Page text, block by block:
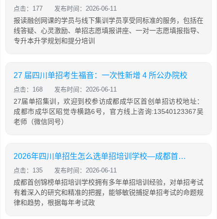
点击：177 发布时间：2026-06-11
报读融创网课的学员与线下集训学员享受同标准的服务，包括在
线答疑、心灵激励、单招志愿填报讲座、一对一志愿填报指导、
专升本升学规划和提分培训
27 届四川单招考生福音：一次性新增 4 所公办院校
点击：168 发布时间：2026-06-11
27届单招集训，欢迎到校参访成都成华区首创单招访校地址：
成都市成华区昭觉寺横路6号，官方线上咨询:13540123367吴
老师（微信同号）
2026年四川单招生怎么选单招培训学校—成都首创锦榜单招培训
点击：135 发布时间：2026-06-11
成都首创锦榜单招培训学校拥有多年单招培训经验，对单招考试
有着深入的研究和精准的把握，能够敏锐捕捉单招考试的命题规
律和趋势，根据每年考试政